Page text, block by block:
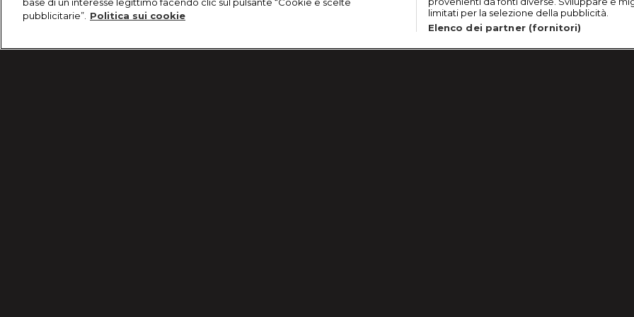
pubblicitarie”. Politica sui cookie
limitati per la selezione della pubblicità.
Elenco dei partner (fornitori)